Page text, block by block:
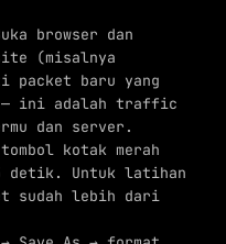
browser dan
(misalnya
packet baru yang
— ini adalah traffic
dan server.
kotak merah
detik. Untuk latihan
sudah lebih dari